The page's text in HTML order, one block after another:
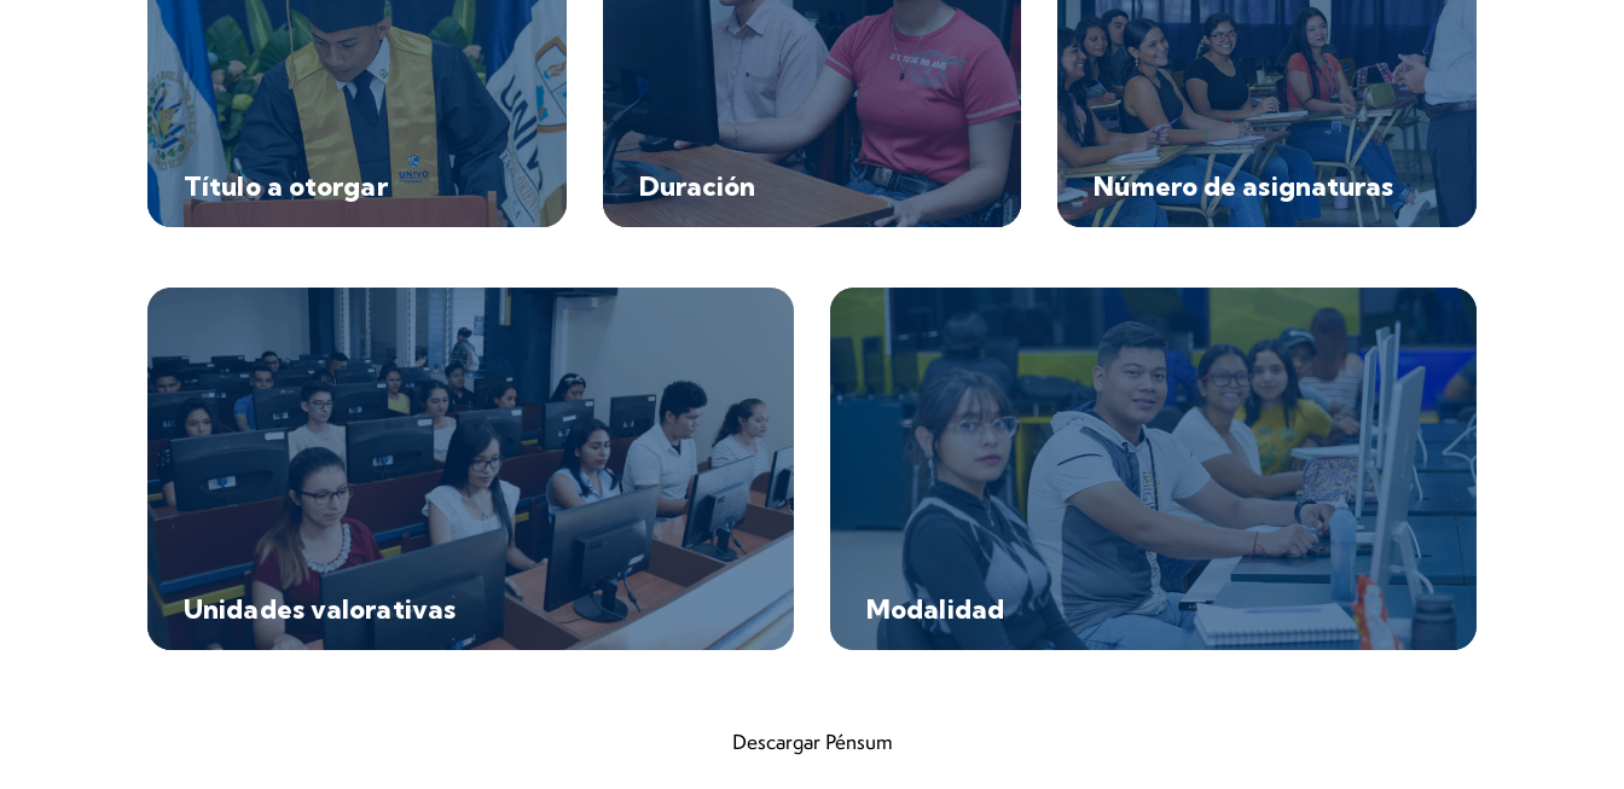
Título a otorgar Duración Número de asignaturas
Unidades valorativas Modalidad
Descargar Pénsum